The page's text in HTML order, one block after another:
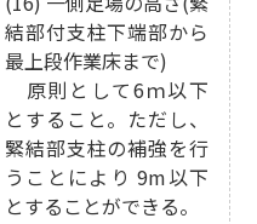
結部付支柱下端部から
最上段作業床まで)
原則として6ｍ以下
とすること。ただし、
緊結部支柱の補強を行
うことにより 9m以下
とすることができる。